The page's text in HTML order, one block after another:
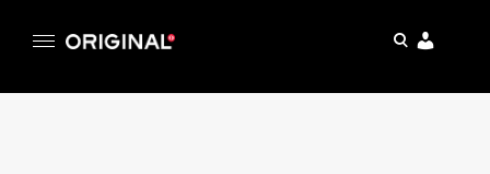
pretraga